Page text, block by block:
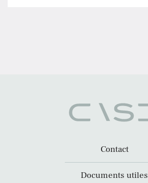
Contact
Documents utiles